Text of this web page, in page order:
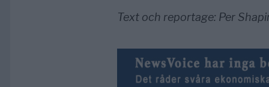
Text och reportage: Per